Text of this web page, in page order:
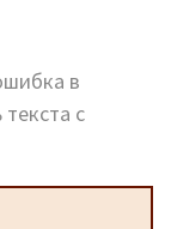
в
с